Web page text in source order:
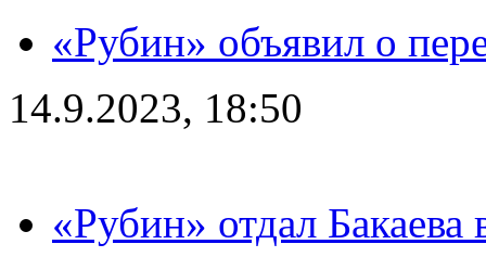
«Рубин» объявил о
14.9.2023, 18:50
«Рубин» отдал